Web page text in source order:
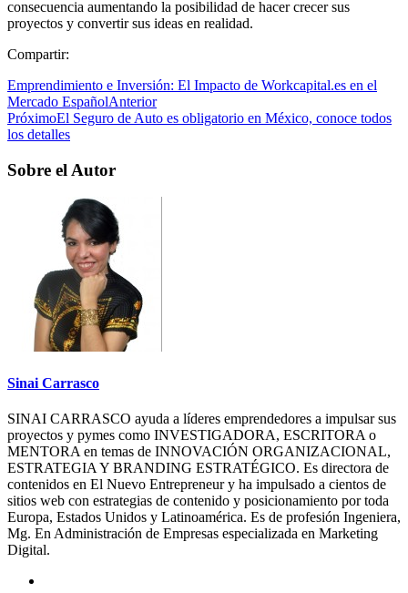
consecuencia aumentando la posibilidad de hacer crecer sus
proyectos y convertir sus ideas en realidad.
Compartir:
Emprendimiento e Inversión: El Impacto de Workcapital.es en el
Mercado EspañolAnterior
PróximoEl Seguro de Auto es obligatorio en México, conoce todos
los detalles
Sobre el Autor
Sinai Carrasco
SINAI CARRASCO ayuda a líderes emprendedores a impulsar sus
proyectos y pymes como INVESTIGADORA, ESCRITORA o
MENTORA en temas de INNOVACIÓN ORGANIZACIONAL,
ESTRATEGIA Y BRANDING ESTRATÉGICO. Es directora de
contenidos en El Nuevo Entrepreneur y ha impulsado a cientos de
sitios web con estrategias de contenido y posicionamiento por toda
Europa, Estados Unidos y Latinoamérica. Es de profesión Ingeniera,
Mg. En Administración de Empresas especializada en Marketing
Digital.